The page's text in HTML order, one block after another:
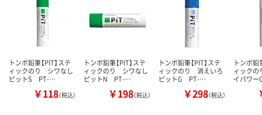
トンボ鉛筆【PIT】ステ
ィックのり シワなし
ピットS PT-…
￥118（税込）
トンボ鉛筆【PIT】ステ
ィックのり シワなし
ピットN PT-…
￥198（税込）
トンボ鉛筆【PIT】ステ
ィックのり 消えいろ
ピットG PT-…
￥298（税込）
トンボ鉛
ィック
イパワ